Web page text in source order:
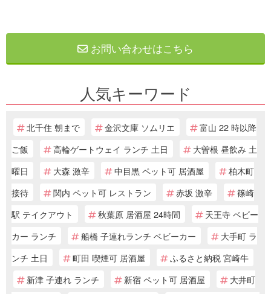
お問い合わせはこちら
人気キーワード
北千住 朝まで 金沢文庫 ソムリエ
富山 22 時以降
ご飯
高輪ゲートウェイ ランチ 土日
大曽根 昼飲み 土
曜日
大森 激辛 中目黒 ペット可 居酒屋
柏木町
接待
関内 ペット可 レストラン 赤坂 激辛
篠崎
駅 テイクアウト
秋葉原 居酒屋 24時間
天王寺 ベビー
カー ランチ
船橋 子連れランチ ベビーカー
大手町 ラ
ンチ 土日
町田 喫煙可 居酒屋
ふるさと納税 宮崎牛
新津 子連れ ランチ
新宿 ペット可 居酒屋
大井町